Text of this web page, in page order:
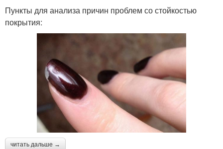
Пункты для анализа причин проблем со стойкостью
покрытия:
читать дальше →